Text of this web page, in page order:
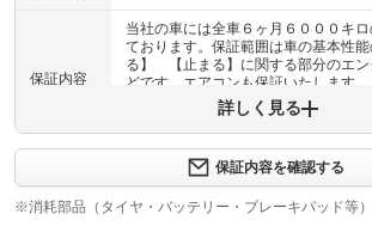
保証内容
当社の車には全車６ヶ月６０００キ
ております。保証範囲は車の基本性
る】 【止まる】に関する部分のエン
どです。エアコンも保証いたします。
当社の車には全車６ヶ月６０００キ
ております。保証範囲は車の基本性
る】 【止まる】に関する部分のエン
詳しく見る
保証内容を確認する
※消耗部品（タイヤ・バッテリー・ブレーキパッド等）